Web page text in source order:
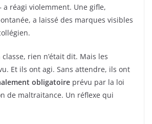
réagi violemment. Une gifle,
a laissé des marques visibles
rien n’était dit. Mais les
Et ils ont agi. Sans attendre, ils ont
obligatoire prévu par la loi
de maltraitance. Un réflexe qui